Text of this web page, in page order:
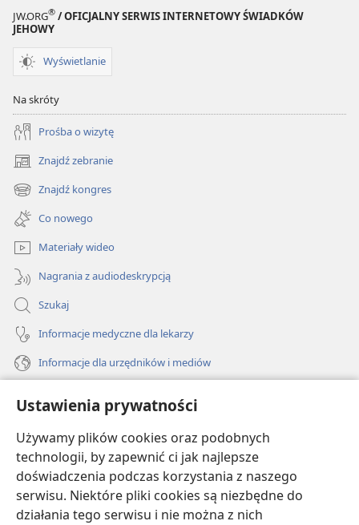
Ustawienia prywatności
Używamy plików cookies oraz podobnych
technologii, by zapewnić ci jak najlepsze
doświadczenia podczas korzystania z naszego
serwisu. Niektóre pliki cookies są niezbędne do
działania tego serwisu i nie można z nich
Sierpień 2008
Sierpień 2008
JW.ORG® / OFICJALNY SERWIS INTERNETOWY ŚWIADKÓW
JEHOWY
Wyświetlanie
Na skróty
Prośba o wizytę
Znajdź zebranie
(opens
new
window)
Znajdź kongres
(opens
new
window)
Co nowego
Materiały wideo
Nagrania z audiodeskrypcją
Szukaj
Informacje medyczne dla lekarzy
Informacje dla urzędników i mediów
Darowizny
(opens
new
window)BIBLIOTEKA INTERNETOWA Strażnicy
(opens
new
window)JW Hub
(opens